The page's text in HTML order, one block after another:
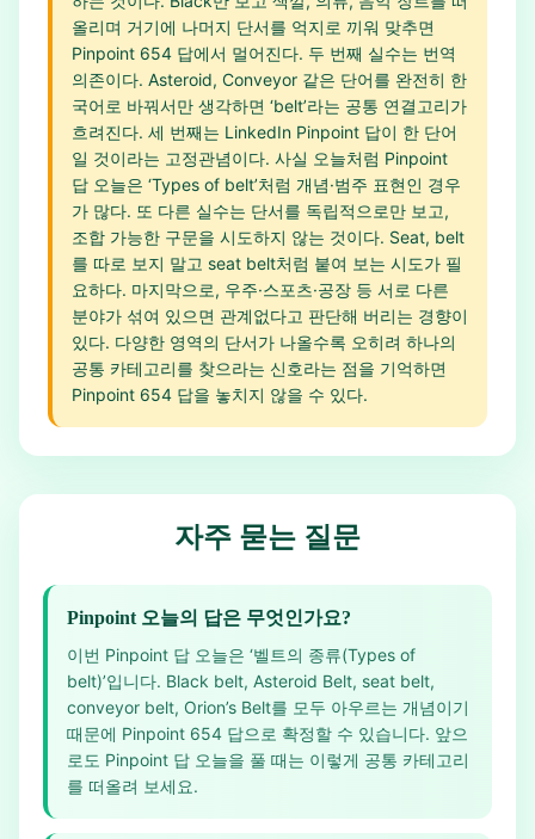
올리며 거기에 나머지 단서를 억지로 끼워 맞추면
Pinpoint 654 답에서 멀어진다. 두 번째 실수는 번역
의존이다. Asteroid, Conveyor 같은 단어를 완전히 한
국어로 바꿔서만 생각하면 ‘belt’라는 공통 연결고리가
흐려진다. 세 번째는 LinkedIn Pinpoint 답이 한 단어
일 것이라는 고정관념이다. 사실 오늘처럼 Pinpoint
답 오늘은 ‘Types of belt’처럼 개념·범주 표현인 경우
가 많다. 또 다른 실수는 단서를 독립적으로만 보고,
조합 가능한 구문을 시도하지 않는 것이다. Seat, belt
를 따로 보지 말고 seat belt처럼 붙여 보는 시도가 필
요하다. 마지막으로, 우주·스포츠·공장 등 서로 다른
분야가 섞여 있으면 관계없다고 판단해 버리는 경향이
있다. 다양한 영역의 단서가 나올수록 오히려 하나의
공통 카테고리를 찾으라는 신호라는 점을 기억하면
Pinpoint 654 답을 놓치지 않을 수 있다.
자주 묻는 질문
Pinpoint 오늘의 답은 무엇인가요?
이번 Pinpoint 답 오늘은 ‘벨트의 종류(Types of
belt)’입니다. Black belt, Asteroid Belt, seat belt,
conveyor belt, Orion’s Belt를 모두 아우르는 개념이기
때문에 Pinpoint 654 답으로 확정할 수 있습니다. 앞으
로도 Pinpoint 답 오늘을 풀 때는 이렇게 공통 카테고리
를 떠올려 보세요.